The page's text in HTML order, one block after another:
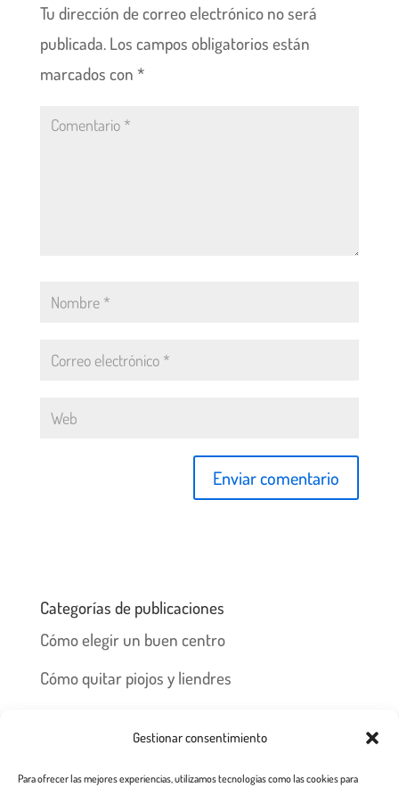
Gestionar consentimiento
Para ofrecer las mejores experiencias, utilizamos tecnologías como las cookies para
Tu dirección de correo electrónico no será
publicada. Los campos obligatorios están
marcados con *
Categorías de publicaciones
Cómo elegir un buen centro
Cómo quitar piojos y liendres